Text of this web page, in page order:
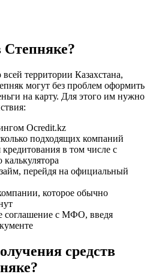
Степняке?
территории Казахстана,
могут без проблем оформить
на карту. Для этого им нужно
Ocredit.kz
подходящих компаний
в том числе с
перейдя на официальный
которое обычно
соглашение с МФО, введя
средств